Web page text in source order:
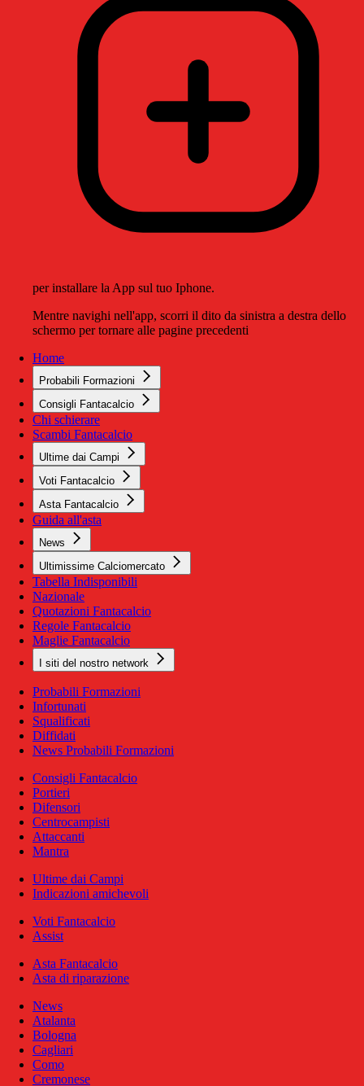
per installare la App sul tuo Iphone.
Mentre navighi nell'app, scorri il dito da sinistra a destra dello
schermo per tornare alle pagine precedenti
Home
Probabili Formazioni
Consigli Fantacalcio
Chi schierare
Scambi Fantacalcio
Ultime dai Campi
Voti Fantacalcio
Asta Fantacalcio
Guida all'asta
News
Ultimissime Calciomercato
Tabella Indisponibili
Nazionale
Quotazioni Fantacalcio
Regole Fantacalcio
Maglie Fantacalcio
I siti del nostro network
Probabili Formazioni
Infortunati
Squalificati
Diffidati
News Probabili Formazioni
Consigli Fantacalcio
Portieri
Difensori
Centrocampisti
Attaccanti
Mantra
Ultime dai Campi
Indicazioni amichevoli
Voti Fantacalcio
Assist
Asta Fantacalcio
Asta di riparazione
News
Atalanta
Bologna
Cagliari
Como
Cremonese